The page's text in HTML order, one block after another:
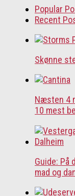
Popular
Recent
Skønne
Næsten 4
10 mest
Guide: På
mad og